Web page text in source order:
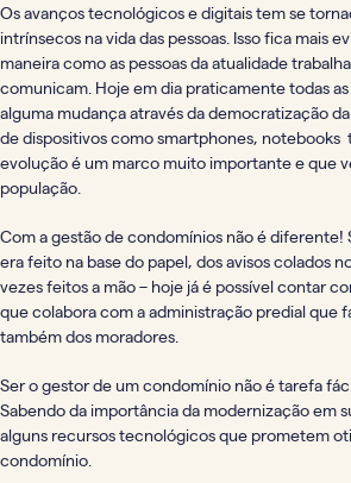
Os avanços tecnológicos e digitais tem se
intrínsecos na vida das pessoas. Isso fica mais
maneira como as pessoas da atualidade
comunicam. Hoje em dia praticamente todas
alguma mudança através da democratização
de dispositivos como smartphones, notebooks
evolução é um marco muito importante e que
população.
Com a gestão de condomínios não é diferente!
era feito na base do papel, dos avisos colados
vezes feitos a mão – hoje já é possível contar
que colabora com a administração predial que
também dos moradores.
Ser o gestor de um condomínio não é tarefa
Sabendo da importância da modernização em
alguns recursos tecnológicos que prometem
condomínio.